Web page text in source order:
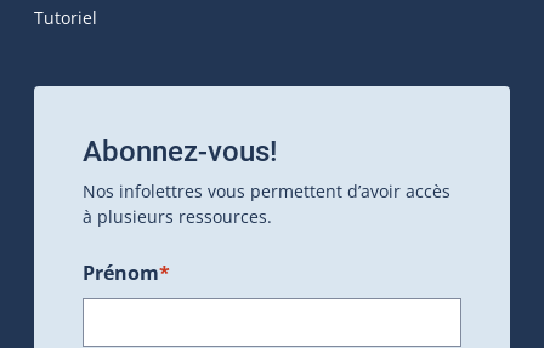
Tutoriel
Abonnez-vous!
Nos infolettres vous permettent d’avoir accès
à plusieurs ressources.
Prénom*